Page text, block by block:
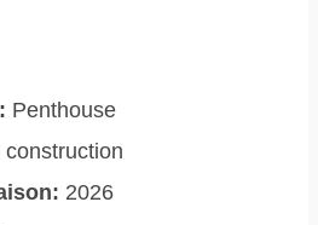
Penthouse
construction
2026